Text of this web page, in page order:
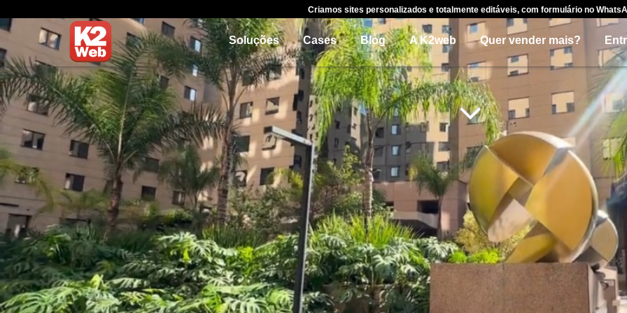
Criamos sites personalizados e totalmente editáveis, com formulário no
Soluções Cases Blog A K2web Quer vender mais?